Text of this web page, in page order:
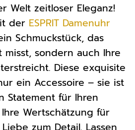
Welt zeitloser Eleganz!
der ESPRIT Damenuhr
Schmuckstück, das
sondern auch Ihre
Diese exquisite
ein Accessoire – sie ist
Statement für Ihren
Wertschätzung für
zum Detail. Lassen